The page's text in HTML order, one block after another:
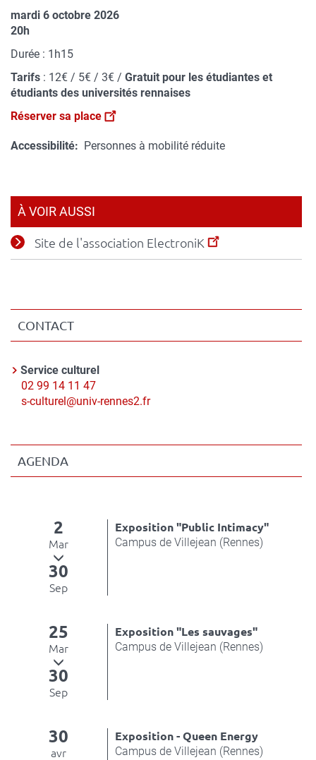
lieu
mardi 6 octobre 2026
Complément
date
20h
Durée : 1h15
Tarifs : 12€ / 5€ / 3€ / Gratuit pour les étudiantes et
étudiants des universités rennaises
Réserver sa place
Accessibilité Personnes à mobilité réduite
À VOIR AUSSI
Site de l'association ElectroniK
CONTACT
Nom
du
Service culturel
Téléphone
02 99 14 11 47
Courriel
s-culturel@univ-rennes2.fr
AGENDA
2
Mar
30
Sep
Exposition "Public Intimacy"
Campus de Villejean (Rennes)
25
Mar
30
Sep
Exposition "Les sauvages"
Campus de Villejean (Rennes)
30
avr
Exposition - Queen Energy
Campus de Villejean (Rennes)